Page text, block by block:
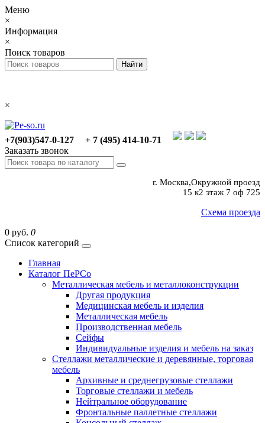
Меню
×
Информация
×
Поиск товаров
×
+7(903)547-0-127
+ 7 (495) 414-10-71
Заказать звонок
г. Москва,Окружной проезд
15 к2 этаж 7 оф 725
Схема проезда
0 руб. 0
Список категорий
Главная
Каталог ПеРСо
Металлическая мебель и металлоконструкции
Другая продукция
Медицинская мебель и изделия
Металлическая мебель
Производственная мебель
Сейфы
Индивидуальные изделия и мебель на заказ
Стеллажи металлические и деревянные, торговая
мебель
Архивные и среднегрузовые стеллажи
Торговые стеллажи и мебель
Нейтральное оборудование
Фронтальные паллетные стеллажи